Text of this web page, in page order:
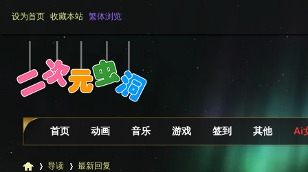
设为首页 收藏本站 繁体浏览
首页 动画 音乐 游戏 签到 其他 Ai
导读 最新回复